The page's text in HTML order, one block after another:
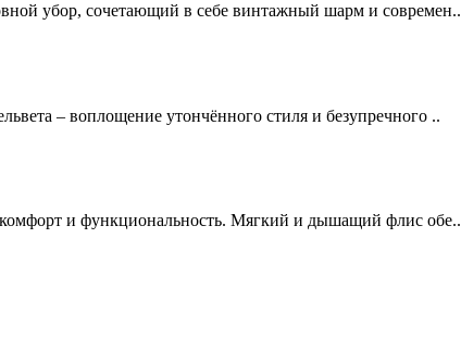
убор, сочетающий в себе винтажный шарм и современ..
– воплощение утончённого стиля и безупречного ..
и функциональность. Мягкий и дышащий флис обе..